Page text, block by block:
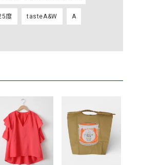
ント） LAOCOONTE（ラオコンテ）
アンメートルキャレ ）
ハンドレッドトゥエンティ
le camouflage tribe（ル
ス） Lallia Mu（ラリア ムー）
ルト）
ンパサンド） MICALLE MICALLE（ミカ
ティークス）
NATURAL LAUNDRY（ナチ
リー）
ィション）
ORDINARY FITS（オーディ
度 tasteA&W A